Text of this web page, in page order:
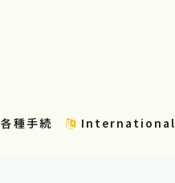
各種手続 International